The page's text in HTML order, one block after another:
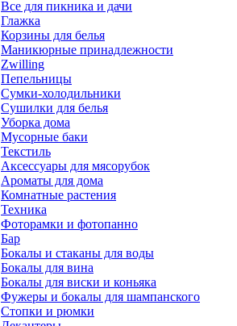
Все для пикника и дачи
Глажка
Корзины для белья
Маникюрные принадлежности
Zwilling
Пепельницы
Сумки-холодильники
Сушилки для белья
Уборка дома
Мусорные баки
Текстиль
Аксессуары для мясорубок
Ароматы для дома
Комнатные растения
Техника
Фоторамки и фотопанно
Бар
Бокалы и стаканы для воды
Бокалы для вина
Бокалы для виски и коньяка
Фужеры и бокалы для шампанского
Стопки и рюмки